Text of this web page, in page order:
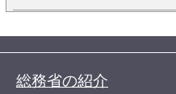
総務省の紹介